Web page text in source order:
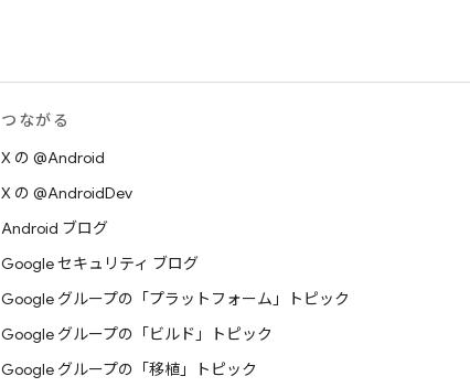
つながる
X の @Android
X の @AndroidDev
Android ブログ
Google セキュリティ ブログ
Google グループの「プラットフォーム」トピック
Google グループの「ビルド」トピック
Google グループの「移植」トピック